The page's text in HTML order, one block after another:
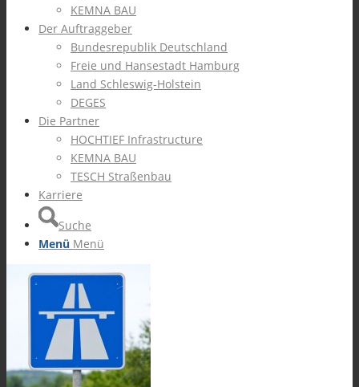
KEMNA BAU
Der Auftraggeber
Bundesrepublik Deutschland
Freie und Hansestadt Hamburg
Land Schleswig-Holstein
DEGES
Die Partner
HOCHTIEF Infrastructure
KEMNA BAU
TESCH Straßenbau
Karriere
Suche
Menü Menü